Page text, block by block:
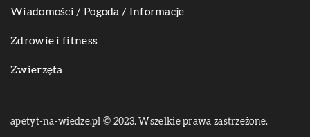
Wiadomości / Pogoda / Informacje
Zdrowie i fitness
Zwierzęta
apetyt-na-wiedze.pl © 2023. Wszelkie prawa zastrzeżone.